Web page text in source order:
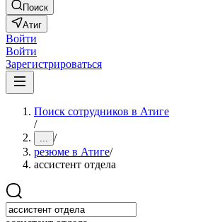
Поиск
Атиг
Войти
Войти
Зарегистрироваться
Поиск сотрудников в Атиге
/
... /
резюме в Атиге/
ассистент отдела